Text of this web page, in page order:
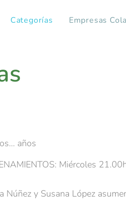
Categorías Empresas
años
Miércoles
Núñez y Susana López